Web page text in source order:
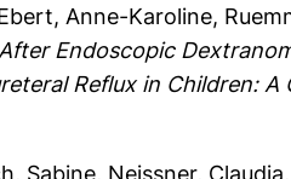
Anne-Karoline,
Endoscopic
Reflux in Children: A
Sabine, Neissner, Claudia